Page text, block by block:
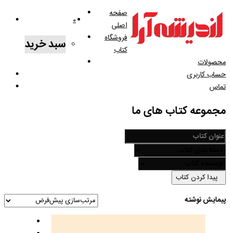
0
سبد خرید
صفحه
اصلی
فروشگاه
کتاب
محصولات
حساب کاربری
تماس
مجموعه کتاب های ما
پیمایش نوشته